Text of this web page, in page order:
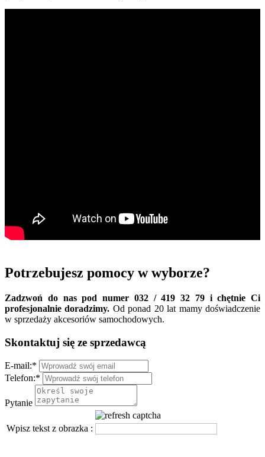
Potrzebujesz pomocy w wyborze?
Zadzwoń do nas pod numer 032 / 419 32 79 i chętnie Ci
profesjonalnie doradzimy. Od ponad 20 lat mamy doświadczenie
w sprzedaży akcesoriów samochodowych.
Skontaktuj się ze sprzedawcą
E-mail:*
Telefon:*
Pytanie
Wpisz tekst z obrazka :